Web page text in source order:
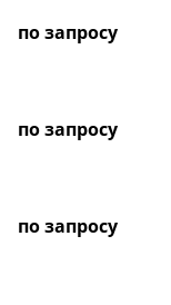
по запросу
по запросу
по запросу